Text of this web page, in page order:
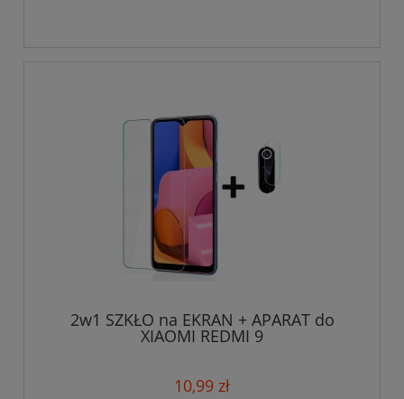
2w1 SZKŁO na EKRAN + APARAT do
XIAOMI REDMI 9
10,99 zł